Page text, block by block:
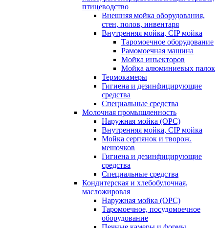
птицеводство
Внешняя мойка оборудования,
стен, полов, инвентаря
Внутренняя мойка, CIP мойка
Таромоечное оборудование
Рамомоечная машина
Мойка инъекторов
Мойка алюминиевых палок
Термокамеры
Гигиена и дезинфицирующие
средства
Специальные средства
Молочная промышленность
Наружная мойка (ОРС)
Внутренняя мойка, CIP мойка
Мойка серпянок и творож.
мешочков
Гигиена и дезинфицирующие
средства
Специальные средства
Кондитерская и хлебобулочная,
масложировая
Наружная мойка (ОРС)
Таромоечное, посудомоечное
оборудование